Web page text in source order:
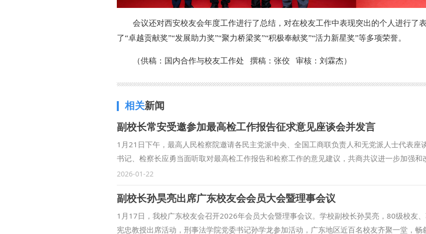
会议还对西安校友会年度工作进行了总结，对在校友工作中表现突出的个人进行了
了“卓越贡献奖”“发展助力奖”“聚力桥梁奖”“积极奉献奖”“活力新星奖”等多项荣誉。
（供稿：国内合作与校友工作处 撰稿：张佼 审核：刘霖杰）
相关新闻
副校长常安受邀参加最高检工作报告征求意见座谈会并发言
1月21日下午，最高人民检察院邀请各民主党派中央、全国工商联负责人和无党派人士代表座
书记、检察长应勇当面听取对最高检工作报告和检察工作的意见建议，共商共议进一步加强和
推进习近平法治思想的检察实践。 我校副校长常安教授作为无党派人士代表参加座谈会。他在
检察机关过去一年在维护稳定、促进发展、守护民生、保障善治等方面的工作印象深刻；并结
查研究，建议进一步深化检校合作，加快构建中国检察学自主知识体系。 此次座谈会是最高检
监督、践行全过程人民民主的重要举措。我校教师受邀参会并建言献策，展现了我校党外代表
治建设的积极作为。学校将继续支持党外代表人士发挥专业优势，加强中国特色社会主义法治
2026-01-22
副校长孙昊亮出席广东校友会会员大会暨理事会议
1月17日，我校广东校友会召开2026年会员大会暨理事会议。学校副校长孙昊亮，80级校友
宪忠教授出席活动，刑事法学院党委书记孙学龙参加活动，广东地区近百名校友齐聚一堂，畅